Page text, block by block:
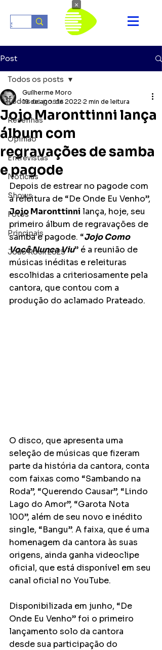
Post
Todos os posts
Resenhas
Opinião
Entrevistas
Notícias
Shows
Fotos
Principais
João Rock 2025
Todos os posts
Jojo Maronttinni lança
álbum com
regravações de samba
e pagode
Guilherme Moro
19 de ago. de 2022 2 min de leitura
Depois de estrear no pagode com
a releitura de “De Onde Eu Venho”,
Jojo Maronttinni lança, hoje, seu
primeiro álbum de regravações de
samba e pagode. “Jojo Como
Você Nunca Viu” é a reunião de
músicas inéditas e releituras
escolhidas a criteriosamente pela
cantora, que contou com a
produção do aclamado Prateado.
O disco, que apresenta uma
seleção de músicas que fizeram
parte da história da cantora, conta
com faixas como “Sambando na
Roda”, “Querendo Causar”, “Lindo
Lago do Amor”, “Garota Nota
100”, além de seu novo e inédito
single, “Bangu”. A faixa, que é uma
homenagem da cantora às suas
origens, ainda ganha videoclipe
oficial, que está disponível em seu
canal oficial no YouTube.
Disponibilizada em junho, “De
Onde Eu Venho” foi o primeiro
lançamento solo da cantora
desde sua participação do
×